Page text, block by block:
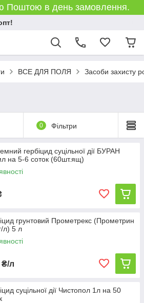
Поштою в день замовлення.
ВСЕ ДЛЯ ПОЛЯ Засоби захисту
0 Фільтри
гербіцид суцільної дії БУРАН
на 5-6 соток (60шт.ящ)
грунтовий Прометрекс (Прометрин
л) 5 л
₴/л
суцільної дії Чистопол 1л на 50